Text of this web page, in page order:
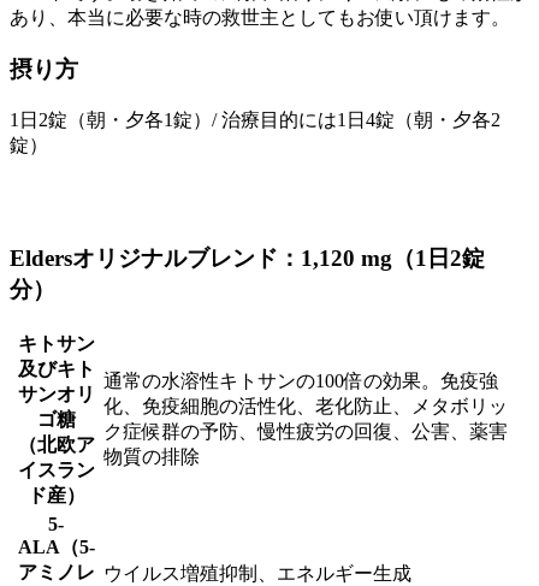
あり、本当に必要な時の救世主としてもお使い頂けます。
摂り方
1日2錠（朝・夕各1錠）/ 治療目的には1日4錠（朝・夕各2
錠）
Eldersオリジナルブレンド：1,120 mg（1日2錠
分）
キトサン
及びキト
サンオリ
ゴ糖
（北欧ア
イスラン
ド産）
通常の水溶性キトサンの100倍の効果。免疫強
化、免疫細胞の活性化、老化防止、メタボリッ
ク症候群の予防、慢性疲労の回復、公害、薬害
物質の排除
5-
ALA（5-
アミノレ ウイルス増殖抑制、エネルギー生成